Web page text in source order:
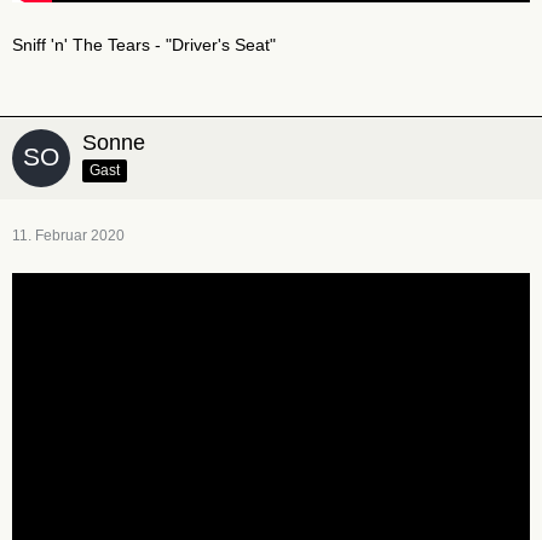
Sniff 'n' The Tears - "Driver's Seat"
Sonne
Gast
11. Februar 2020